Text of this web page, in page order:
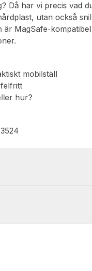
Då har vi precis vad
utan också
MagSafe-
mobilställ
hur?